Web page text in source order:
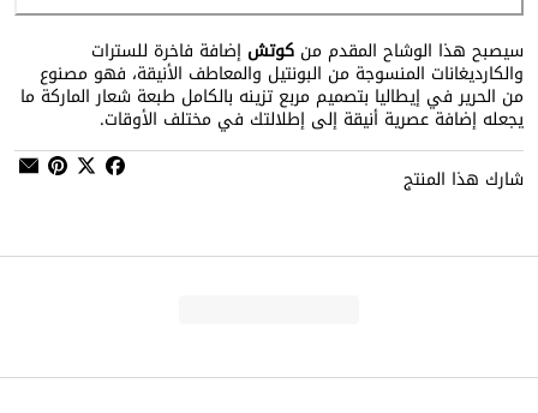
سيصبح هذا الوشاح المقدم من كوتش إضافة فاخرة للسترات
والكارديغانات المنسوجة من البونتيل والمعاطف الأنيقة، فهو مصنوع
من الحرير في إيطاليا بتصميم مربع تزينه بالكامل طبعة شعار الماركة ما
يجعله إضافة عصرية أنيقة إلى إطلالتك في مختلف الأوقات.
شارك هذا المنتج